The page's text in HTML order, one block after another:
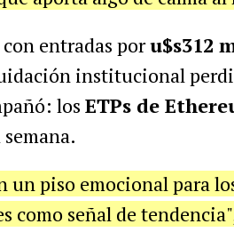
entradas poru$s312
institucional
los ETPs de
un piso emocional para
señal de